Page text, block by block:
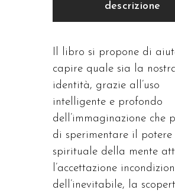
descrizione
Il libro si propone di
capire quale sia la
identità, grazie all’uso
intelligente e profondo
dell’immaginazione che
di sperimentare il potere
spirituale della mente
l’accettazione
dell’inevitabile, la